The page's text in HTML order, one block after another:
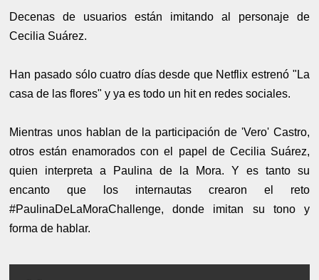
Decenas de usuarios están imitando al personaje de
Cecilia Suárez.
Han pasado sólo cuatro días desde que Netflix estrenó "La
casa de las flores" y ya es todo un hit en redes sociales.
Mientras unos hablan de la participación de 'Vero' Castro,
otros están enamorados con el papel de Cecilia Suárez,
quien interpreta a Paulina de la Mora. Y es tanto su
encanto que los internautas crearon el reto
#PaulinaDeLaMoraChallenge, donde imitan su tono y
forma de hablar.